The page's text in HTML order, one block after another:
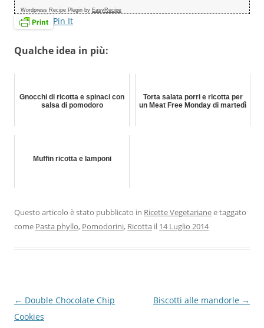
Wordpress Recipe Plugin by EasyRecipe
Pin It
Qualche idea in più:
Gnocchi di ricotta e spinaci con
salsa di pomodoro
Torta salata porri e ricotta per
un Meat Free Monday di martedì
Muffin ricotta e lamponi
Questo articolo è stato pubblicato in Ricette Vegetarianee taggato
come Pasta phyllo, Pomodorini, Ricotta il 14 Luglio 2014
Navigazione
articolo
← Double Chocolate Chip
Cookies
Biscotti alle mandorle →